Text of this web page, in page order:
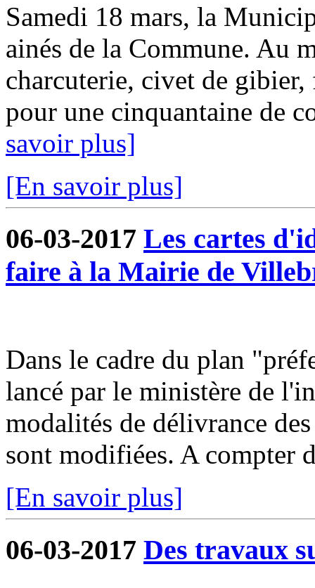
Samedi 18 mars, la
ainés de la Commune. Au
charcuterie, civet de
pour une cinquantaine de
savoir plus]
[En savoir plus]
06-03-2017 Les cartes
faire à la Mairie de
Dans le cadre du plan
lancé par le ministère de
modalités de délivrance
sont modifiées. A compter
[En savoir plus]
06-03-2017 Des travaux